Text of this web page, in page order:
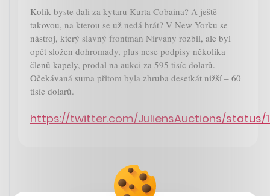
Kolik byste dali za kytaru Kurta Cobaina? A ještě
takovou, na kterou se už nedá hrát? V New Yorku se
nástroj, který slavný frontman Nirvany rozbil, ale byl
opět složen dohromady, plus nese podpisy několika
členů kapely, prodal na aukci za 595 tisíc dolarů.
Očekávaná suma přitom byla zhruba desetkát nižší – 60
tisíc dolarů.
https://twitter.com/JuliensAuctions/status/